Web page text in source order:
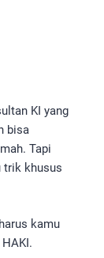
KI yang
bisa
Tapi
trik khusus
kamu